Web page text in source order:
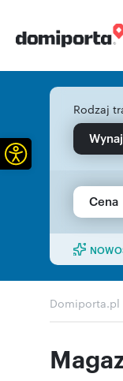
Rodzaj
Cena
Domiporta.pl
Otwórz pasek narzędzi